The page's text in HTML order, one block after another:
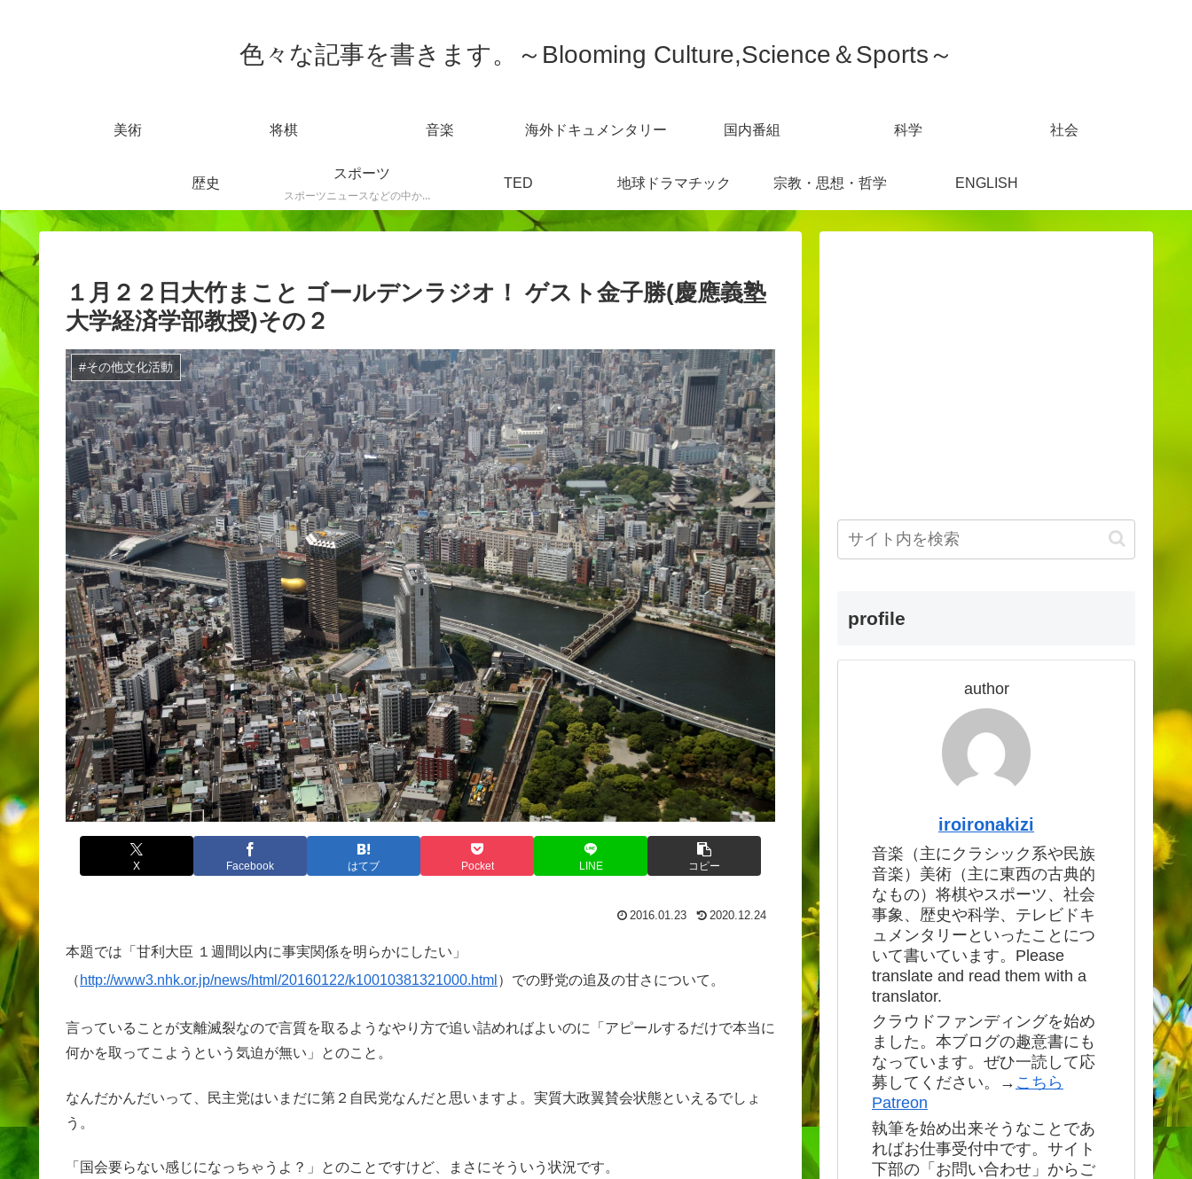
色々な記事を書きます。～Blooming Culture,Science＆Sports～
美術 将棋 音楽 海外ドキュメンタリー 国内番組 科学 社会
歴史
スポーツ
スポーツニュースなどの中から感じた事を書きます。
TED 地球ドラマチック 宗教・思想・哲学 ENGLISH
１月２２日大竹まこと ゴールデンラジオ！ ゲスト金子勝(慶應義塾
大学経済学部教授)その２
#その他文化活動
X Facebook はてブ Pocket LINE コピー
2016.01.23 2020.12.24
本題では「甘利大臣 １週間以内に事実関係を明らかにしたい」
（ http://www3.nhk.or.jp/news/html/20160122/k10010381321000.html ）での野党の追及の甘さについて。
言っていることが支離滅裂なので言質を取るようなやり方で追い詰めればよいのに「アピールするだけで本当に
何かを取ってこようという気迫が無い」とのこと。
なんだかんだいって、民主党はいまだに第２自民党なんだと思いますよ。実質大政翼賛会状態といえるでしょ
う。
「国会要らない感じになっちゃうよ？」とのことですけど、まさにそういう状況です。
profile
author
iroironakizi
音楽（主にクラシック系や民族
音楽）美術（主に東西の古典的
なもの）将棋やスポーツ、社会
事象、歴史や科学、テレビドキ
ュメンタリーといったことにつ
いて書いています。Please
translate and read them with a
translator.
クラウドファンディングを始め
ました。本ブログの趣意書にも
なっています。ぜひ一読して応
募してください。→ こちら
Patreon
執筆を始め出来そうなことであ
ればお仕事受付中です。サイト
下部の「お問い合わせ」からご